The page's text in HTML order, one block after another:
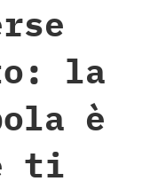
la
è
ti